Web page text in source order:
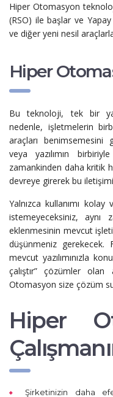
Hiper Otomasyon
(RSO) ile başlar ve
ve diğer yeni nesil
Hiper
Bu teknoloji, tek bir
nedenle, işletmelerin
araçları benimsemesini
veya yazılımın
zamankinden daha kritik
devreye girerek bu
Yalnızca kullanımı
istemeyeceksiniz,
eklenmesinin mevcut
düşünmeniz gerekecek.
mevcut yazılımınızla
çalıştır” çözümler olan
Otomasyon size çözüm
Hiper
Şirketinizin daha